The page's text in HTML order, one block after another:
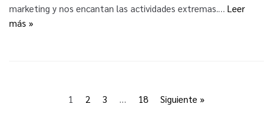
marketing y nos encantan las actividades extremas.… Leer
más »
1 2 3 … 18 Siguiente »